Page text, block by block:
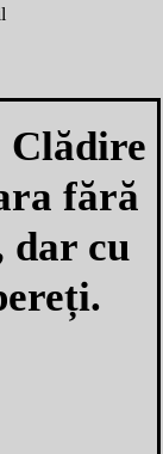
Clădire
fără
dar cu